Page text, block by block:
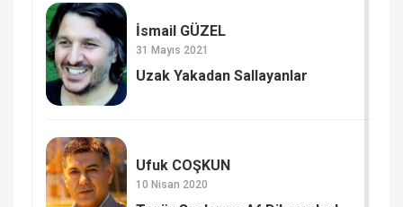
İsmail GÜZEL
31 Mayıs 2021
Uzak Yakadan Sallayanlar
Ufuk COŞKUN
10 Nisan 2020